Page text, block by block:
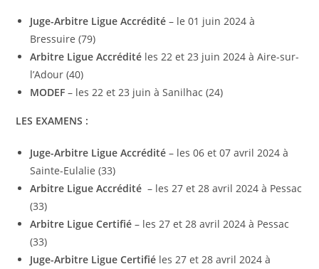
Juge-Arbitre Ligue Accrédité– le 01 juin 2024 à
Bressuire (79)
Arbitre Ligue Accrédité les 22 et 23 juin 2024 à Aire-sur-
l’Adour (40)
MODEF – les 22 et 23 juin à Sanilhac (24)
LES EXAMENS :
Juge-Arbitre Ligue Accrédité – les 06 et 07 avril 2024 à
Sainte-Eulalie (33)
Arbitre Ligue Accrédité – les 27 et 28 avril 2024 à Pessac
(33)
Arbitre Ligue Certifié– les 27 et 28 avril 2024 à Pessac
(33)
Juge-Arbitre Ligue Certifié les 27 et 28 avril 2024 à